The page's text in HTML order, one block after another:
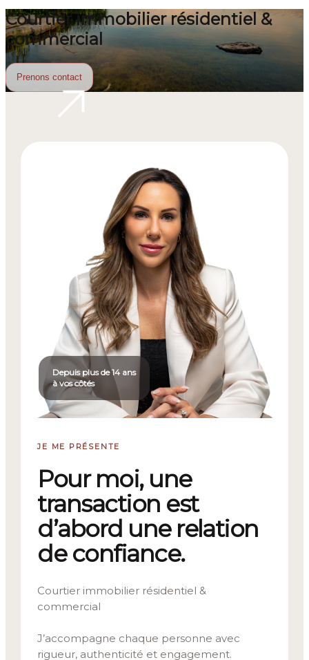
Courtier immobilier résidentiel &
commercial
Prenons contact